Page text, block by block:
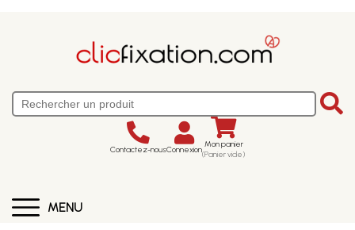
Contactez-nousConnexion Mon panier
(Panier vide)
MENU